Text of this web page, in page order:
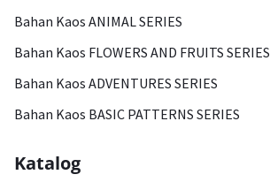
Bahan Kaos ANIMAL SERIES
Bahan Kaos FLOWERS AND FRUITS SERIES
Bahan Kaos ADVENTURES SERIES
Bahan Kaos BASIC PATTERNS SERIES
Katalog